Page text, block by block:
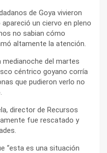
de Goya vivieron
un ciervo en pleno
no sabian cómo
altamente la atención.
medianoche del martes
céntrico goyano corría
que pudieron verlo no
director de Recursos
fue rescatado y
“esta es una situación